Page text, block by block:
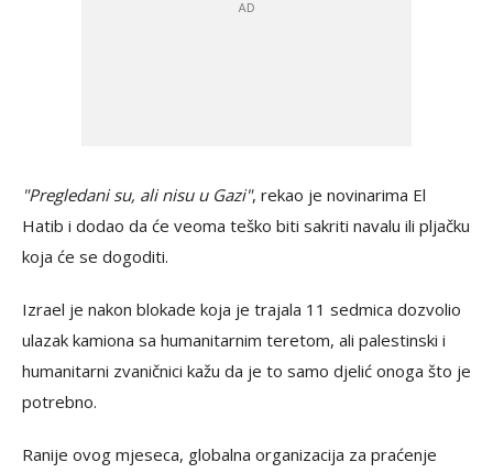
"Pregledani su, ali nisu u Gazi", rekao je novinarima El
Hatib i dodao da će veoma teško biti sakriti navalu ili pljačku
koja će se dogoditi.
Izrael je nakon blokade koja je trajala 11 sedmica dozvolio
ulazak kamiona sa humanitarnim teretom, ali palestinski i
humanitarni zvaničnici kažu da je to samo djelić onoga što je
potrebno.
Ranije ovog mjeseca, globalna organizacija za praćenje